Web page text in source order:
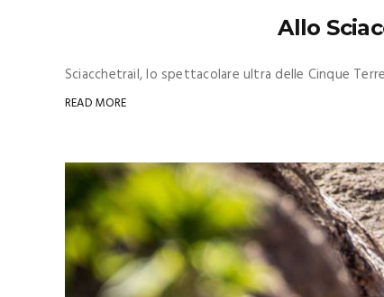
Allo
Sciacchetrail, lo spettacolare ultra delle Cinque
READ MORE